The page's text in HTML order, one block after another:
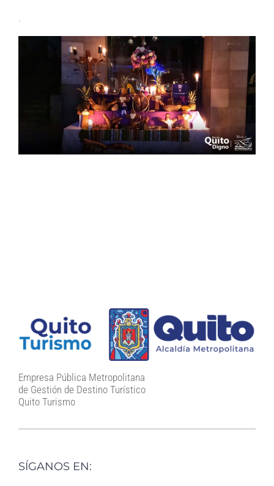
.
Empresa Pública Metropolitana
de Gestión de Destino Turístico
Quito Turismo
SÍGANOS EN: